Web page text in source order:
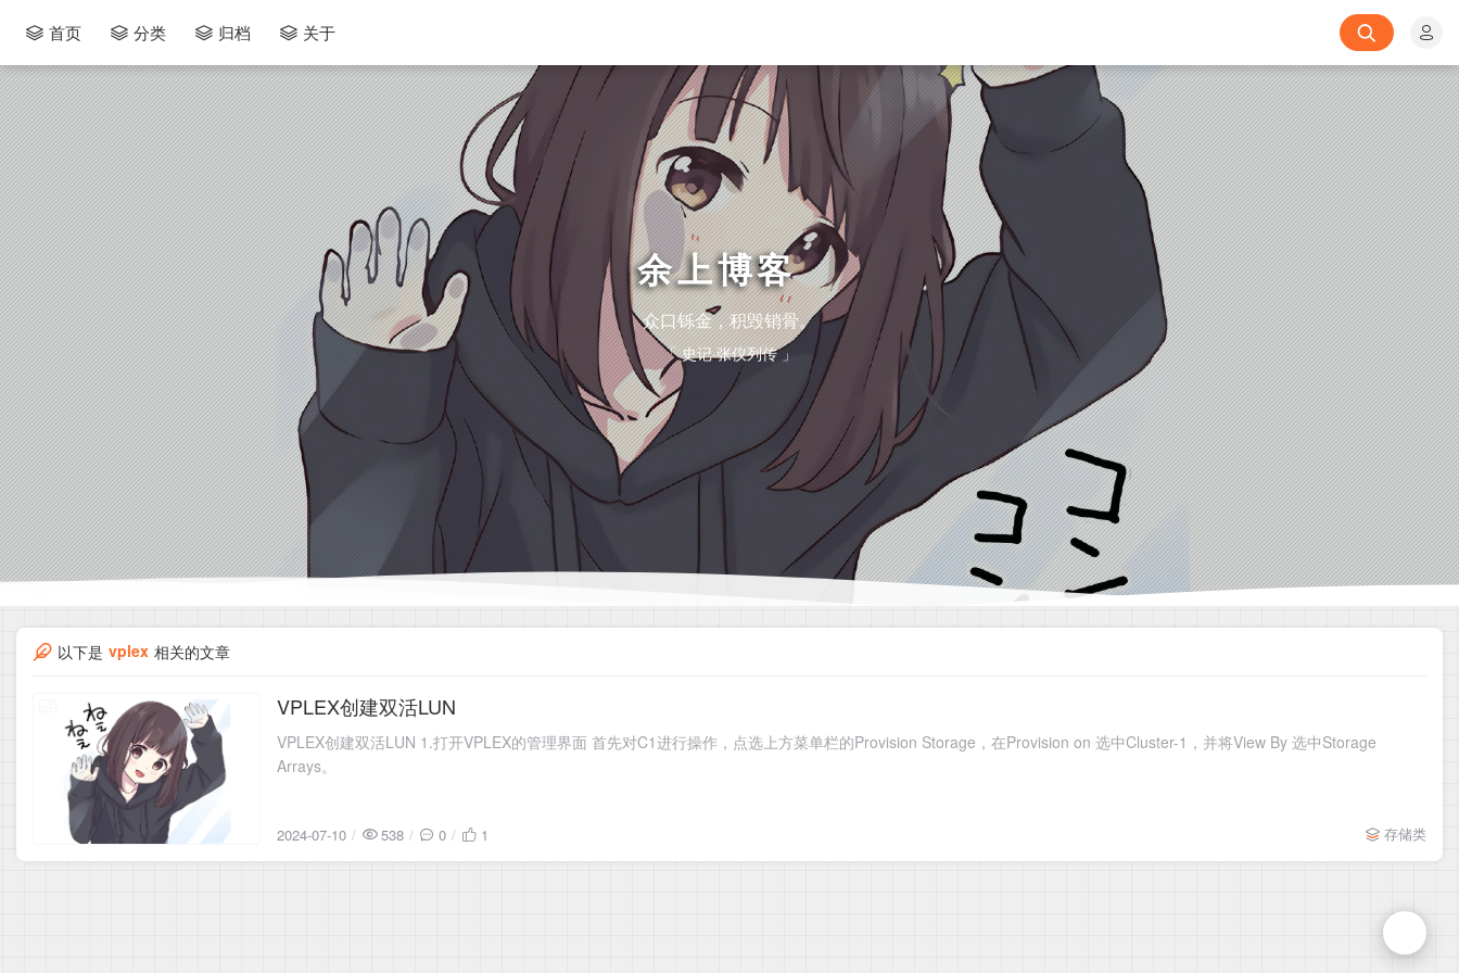
首页 分类 归档 关于
余上博客_
众口铄金，积毁销骨。
「 史记·张仪列传 」
以下是 vplex 相关的文章
2024-07-10
VPLEX创建双活LUN
VPLEX创建双活LUN 1.打开VPLEX的管理界面 首先对C1进行操作，点选上方菜单栏的Provision Storage，在Provision on 选中Cluster-1，并将View By 选中Storage
Arrays。
2024-07-10 538 0 1 存储类